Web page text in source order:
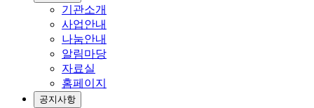
기관소개
사업안내
나눔안내
알림마당
자료실
홈페이지
공지사항